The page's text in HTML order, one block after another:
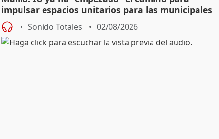
impulsar espacios unitarios para las municipales
Sonido Totales 02/08/2026